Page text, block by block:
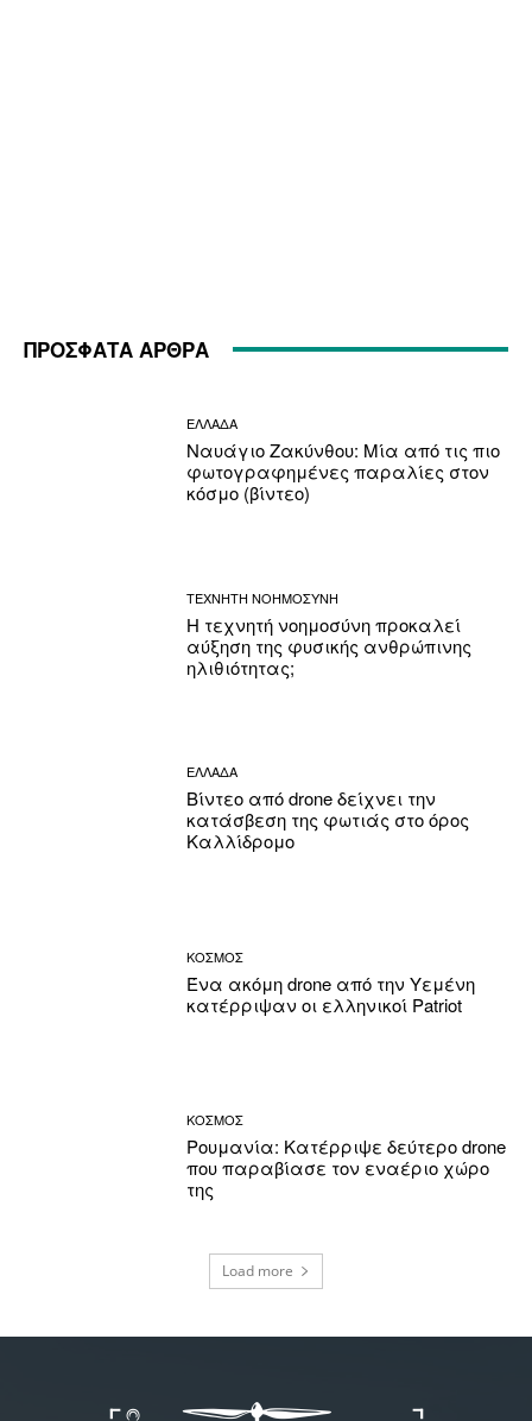
ΠΡΟΣΦΑΤΑ ΑΡΘΡΑ
ΕΛΛΑΔΑ
Ναυάγιο Ζακύνθου: Μία από τις πιο
φωτογραφημένες παραλίες στον
κόσμο (βίντεο)
ΤΕΧΝΗΤΗ ΝΟΗΜΟΣΥΝΗ
Η τεχνητή νοημοσύνη προκαλεί
αύξηση της φυσικής ανθρώπινης
ηλιθιότητας;
ΕΛΛΑΔΑ
Βίντεο από drone δείχνει την
κατάσβεση της φωτιάς στο όρος
Καλλίδρομο
ΚΟΣΜΟΣ
Ένα ακόμη drone από την Υεμένη
κατέρριψαν οι ελληνικοί Patriot
ΚΟΣΜΟΣ
Ρουμανία: Κατέρριψε δεύτερο drone
που παραβίασε τον εναέριο χώρο
της
Load more